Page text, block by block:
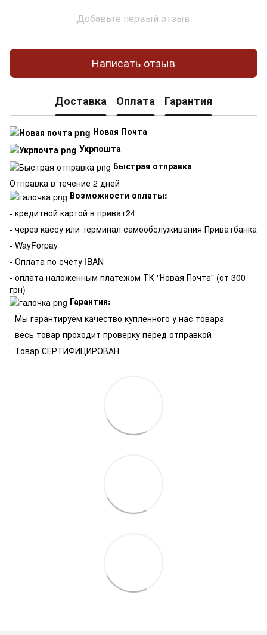
Добавьте первый отзыв
Написать отзыв
Доставка Оплата Гарантия
Новая Почта
Укрпошта
Быстрая отправка
Отправка в течение 2 дней
Возможности оплаты:
- кредитной картой в приват24
- через кассу или терминал самообслуживания Приватбанка
- WayForpay
- Оплата по счёту IBAN
- оплата наложенным платежом ТК "Новая Почта" (от 300
грн)
Гарантия:
- Мы гарантируем качество купленного у нас товара
- весь товар проходит проверку перед отправкой
- Товар СЕРТИФИЦИРОВАН